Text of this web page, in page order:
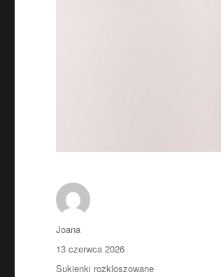
Autor
Joana
Opublikowano
13 czerwca 2026
Kategorie
Sukienki rozkloszowane